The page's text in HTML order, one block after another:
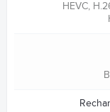
HEVC,